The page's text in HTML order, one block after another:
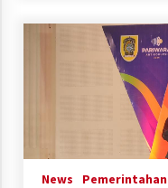
News Pemerintahan